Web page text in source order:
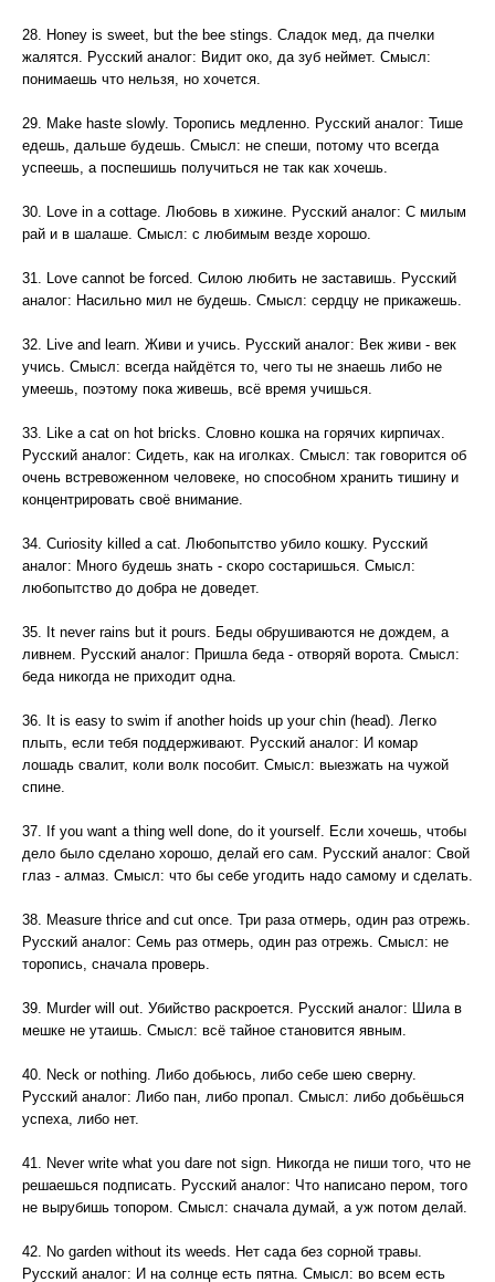
28. Honey is sweet, but the bee stings. Сладок мед, да пчелки
жалятся. Русский аналог: Видит око, да зуб неймет. Смысл:
понимаешь что нельзя, но хочется.
29. Make haste slowly. Торопись медленно. Русский аналог: Тише
едешь, дальше будешь. Смысл: не спеши, потому что всегда
успеешь, а поспешишь получиться не так как хочешь.
30. Love in a cottage. Любовь в хижине. Русский аналог: С милым
рай и в шалаше. Смысл: с любимым везде хорошо.
31. Love cannot be forced. Силою любить не заставишь. Русский
аналог: Насильно мил не будешь. Смысл: сердцу не прикажешь.
32. Live and learn. Живи и учись. Русский аналог: Век живи - век
учись. Смысл: всегда найдётся то, чего ты не знаешь либо не
умеешь, поэтому пока живешь, всё время учишься.
33. Like a cat on hot bricks. Словно кошка на горячих кирпичах.
Русский аналог: Сидеть, как на иголках. Смысл: так говорится об
очень встревоженном человеке, но способном хранить тишину и
концентрировать своё внимание.
34. Curiosity killed a cat. Любопытство убило кошку. Русский
аналог: Много будешь знать - скоро состаришься. Смысл:
любопытство до добра не доведет.
35. It never rains but it pours. Беды обрушиваются не дождем, а
ливнем. Русский аналог: Пришла беда - отворяй ворота. Смысл:
беда никогда не приходит одна.
36. It is easy to swim if another hoids up your chin (head). Легко
плыть, если тебя поддерживают. Русский аналог: И комар
лошадь свалит, коли волк пособит. Смысл: выезжать на чужой
спине.
37. If you want a thing well done, do it yourself. Если хочешь, чтобы
дело было сделано хорошо, делай его сам. Русский аналог: Свой
глаз - алмаз. Смысл: что бы себе угодить надо самому и сделать.
38. Measure thrice and cut once. Три раза отмерь, один раз отрежь.
Русский аналог: Семь раз отмерь, один раз отрежь. Смысл: не
торопись, сначала проверь.
39. Murder will out. Убийство раскроется. Русский аналог: Шила в
мешке не утаишь. Смысл: всё тайное становится явным.
40. Neck or nothing. Либо добьюсь, либо себе шею сверну.
Русский аналог: Либо пан, либо пропал. Смысл: либо добьёшься
успеха, либо нет.
41. Never write what you dare not sign. Никогда не пиши того, что не
решаешься подписать. Русский аналог: Что написано пером, того
не вырубишь топором. Смысл: сначала думай, а уж потом делай.
42. No garden without its weeds. Нет сада без сорной травы.
Русский аналог: И на солнце есть пятна. Смысл: во всем есть